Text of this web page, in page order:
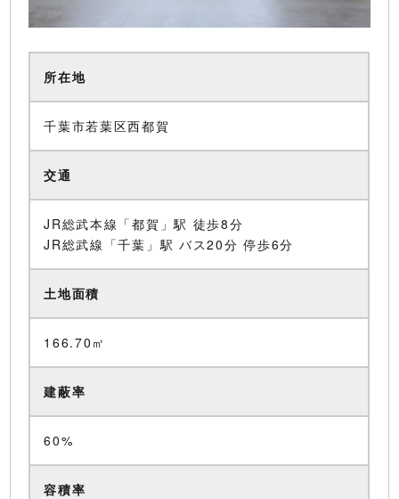
所在地
千葉市若葉区西都賀
交通
JR総武本線「都賀」駅 徒歩8分
JR総武線「千葉」駅 バス20分 停歩6分
土地面積
166.70㎡
建蔽率
60%
容積率